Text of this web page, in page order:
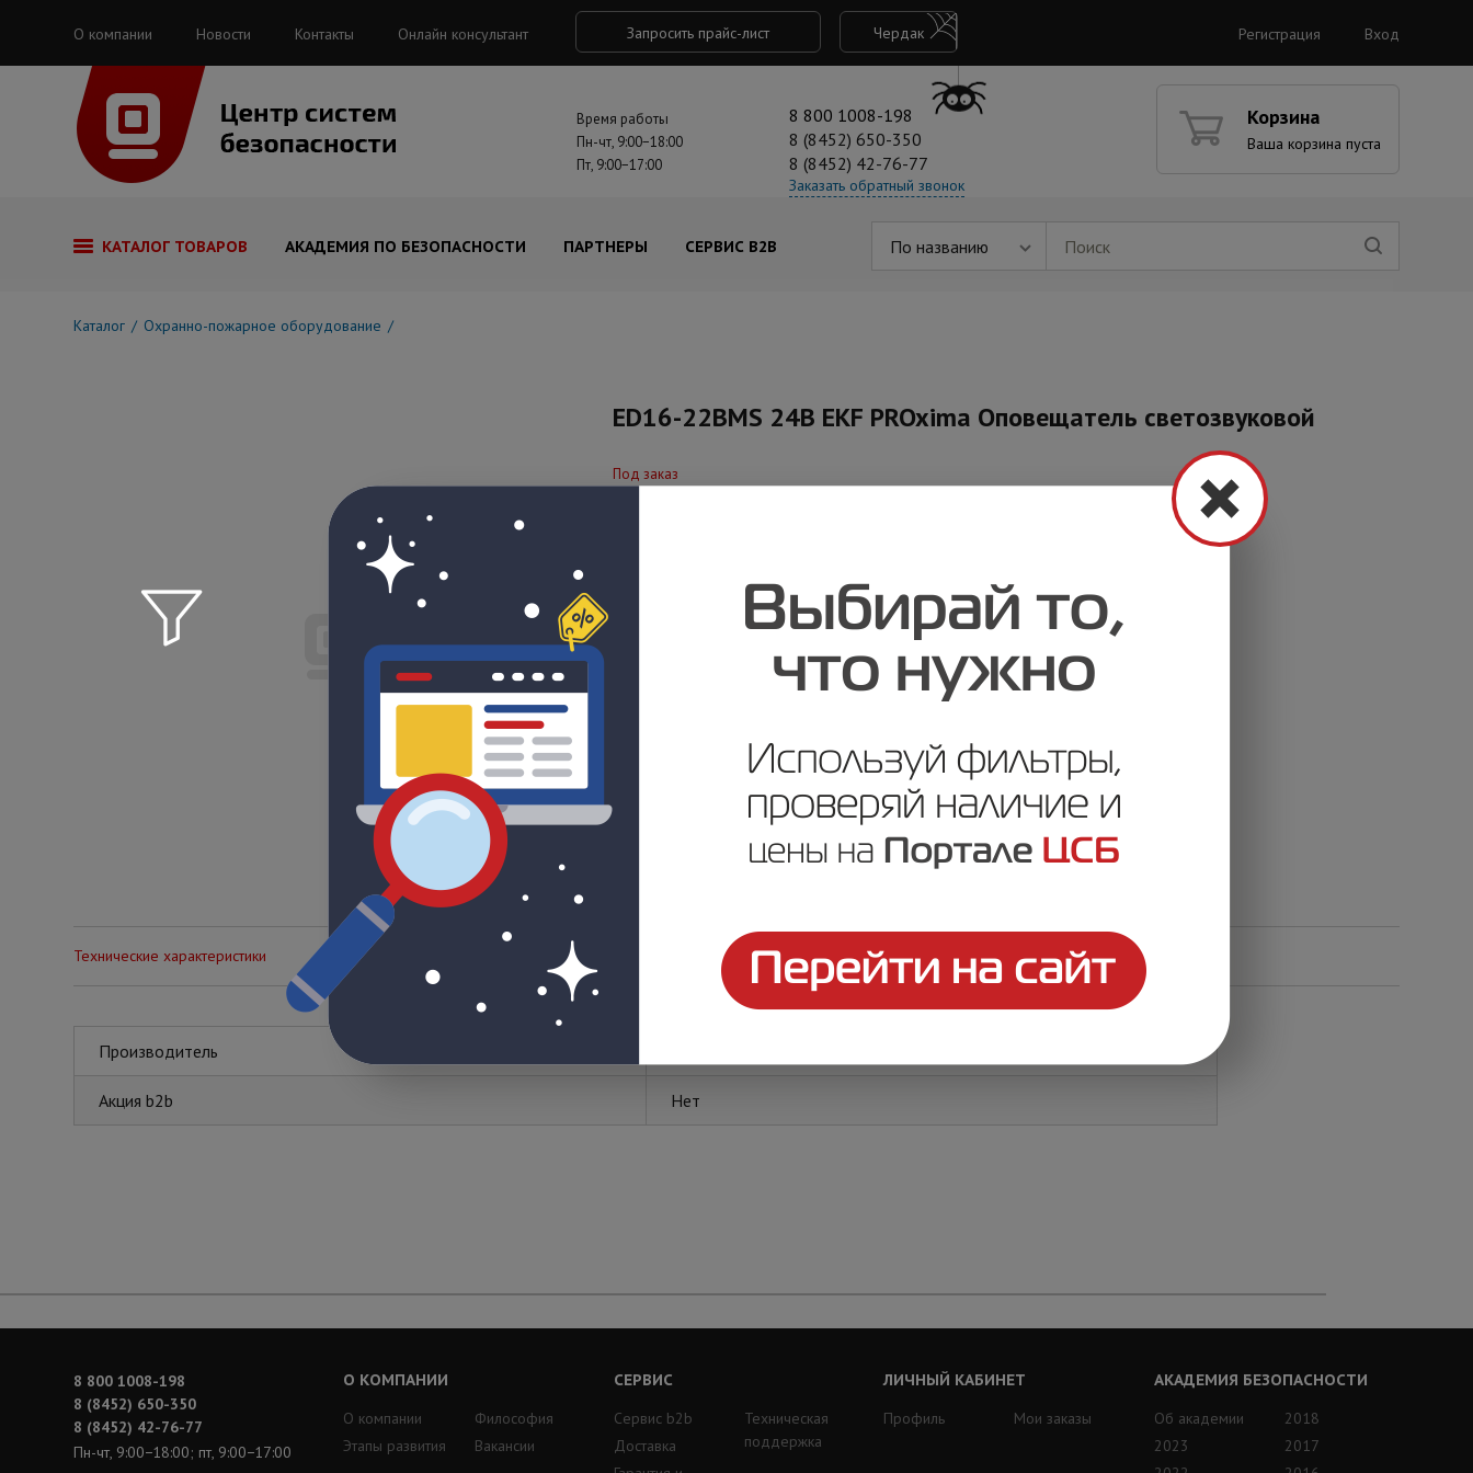
О компании Новости Контакты Онлайн консультант Запросить прайс-лист Чердак Регистрация Вход
Время работы
Пн-чт, 9:00−18:00
Пт, 9:00−17:00
8 800 1008-198
8 (8452) 650-350
8 (8452) 42-76-77
Заказать обратный звонок
Корзина
Ваша корзина пуста
КАТАЛОГ ТОВАРОВ АКАДЕМИЯ ПО БЕЗОПАСНОСТИ ПАРТНЕРЫ СЕРВИС B2B По названию
Каталог Охранно-пожарное оборудование
ED16-22BMS 24В EKF PROxima Оповещатель светозвуковой
Под заказ
Технические характеристики
Производитель
Акция b2b Нет
8 800 1008-198
8 (8452) 650-350
8 (8452) 42-76-77
Пн-чт, 9:00−18:00; пт, 9:00−17:00
О КОМПАНИИ
О компании
Этапы развития
Философия
Вакансии
СЕРВИС
Сервис b2b
Доставка
Техническая
поддержка
ЛИЧНЫЙ КАБИНЕТ
Профиль
Мои заказы
АКАДЕМИЯ БЕЗОПАСНОСТИ
Об академии
2023
2018
2017